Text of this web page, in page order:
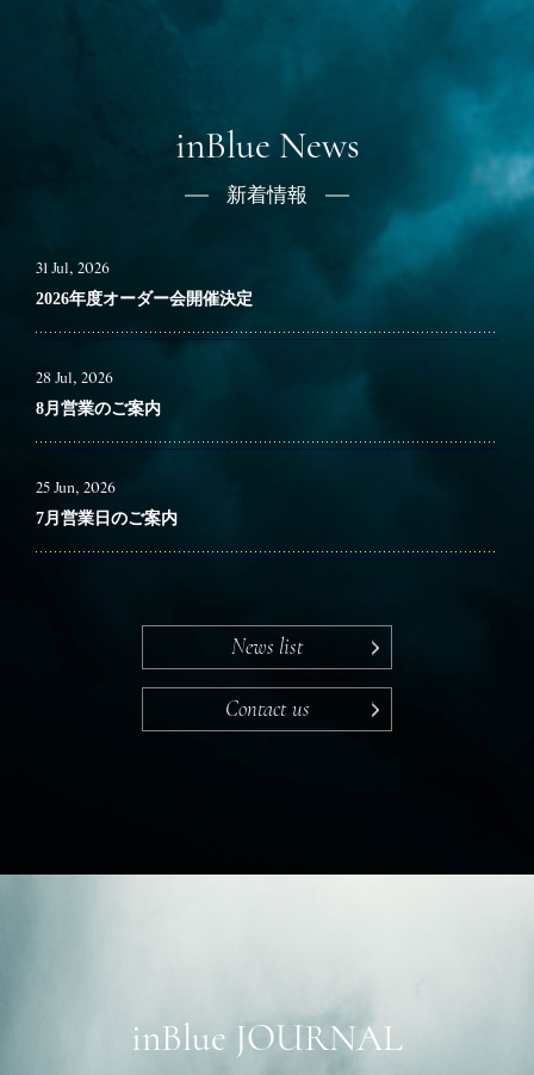
inBlue News
新着情報
31 Jul, 2026
2026年度オーダー会開催決定
28 Jul, 2026
8月営業のご案内
25 Jun, 2026
7月営業日のご案内
News list
Contact us
inBlue JOURNAL